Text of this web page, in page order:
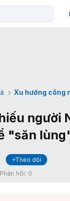
Xu hướng công
người
"săn
+Theo dõi
Phản hồi: 0